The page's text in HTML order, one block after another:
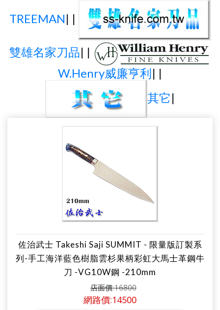
TREEMAN| |
雙雄名家刀品| |
W.Henry威廉亨利| |
其它 |
佐治武士 Takeshi Saji SUMMIT - 限量版訂製系
列-手工海洋藍色樹脂雲杉果柄彩虹大馬士革鋼牛
刀 -VG10W鋼 -210mm
店面價:16800
網路價:14500